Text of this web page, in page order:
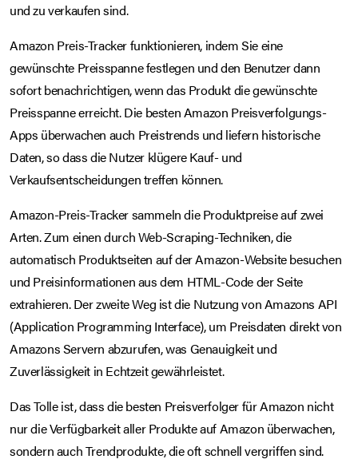
und zu verkaufen sind.
Amazon Preis-Tracker funktionieren, indem Sie eine
gewünschte Preisspanne festlegen und den Benutzer dann
sofort benachrichtigen, wenn das Produkt die gewünschte
Preisspanne erreicht. Die besten Amazon Preisverfolgungs-
Apps überwachen auch Preistrends und liefern historische
Daten, so dass die Nutzer klügere Kauf- und
Verkaufsentscheidungen treffen können.
Amazon-Preis-Tracker sammeln die Produktpreise auf zwei
Arten. Zum einen durch Web-Scraping-Techniken, die
automatisch Produktseiten auf der Amazon-Website besuchen
und Preisinformationen aus dem HTML-Code der Seite
extrahieren. Der zweite Weg ist die Nutzung von Amazons API
(Application Programming Interface), um Preisdaten direkt von
Amazons Servern abzurufen, was Genauigkeit und
Zuverlässigkeit in Echtzeit gewährleistet.
Das Tolle ist, dass die besten Preisverfolger für Amazon nicht
nur die Verfügbarkeit aller Produkte auf Amazon überwachen,
sondern auch Trendprodukte, die oft schnell vergriffen sind.